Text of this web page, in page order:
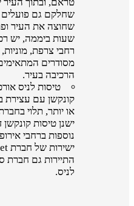
שחלקם גם
שעות ביממה, יש
רחבי צרפת,
מסודרים
הרכיבה בעיר.
או יותר, תלוי
ישנן טיסות קונקשן
נוספות ברחבי
התיירות גם חברת
לניס.